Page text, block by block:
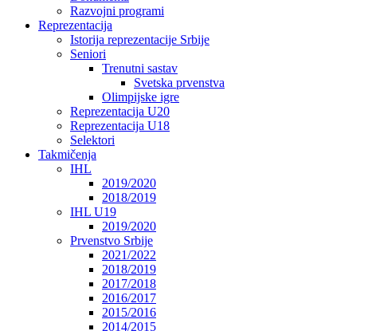
Razvojni programi
Reprezentacija
Istorija reprezentacije Srbije
Seniori
Trenutni sastav
Svetska prvenstva
Olimpijske igre
Reprezentacija U20
Reprezentacija U18
Selektori
Takmičenja
IHL
2019/2020
2018/2019
IHL U19
2019/2020
Prvenstvo Srbije
2021/2022
2018/2019
2017/2018
2016/2017
2015/2016
2014/2015